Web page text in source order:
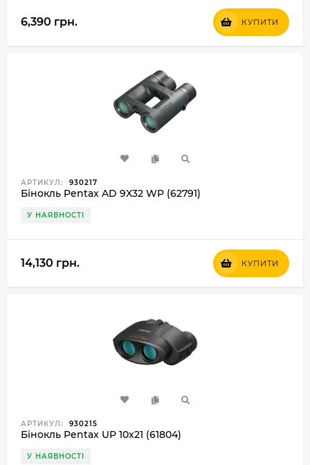
6,390 грн. КУПИТИ
АРТИКУЛ: 930217
Бінокль Pentax AD 9X32 WP (62791)
У НАЯВНОСТІ
14,130 грн. КУПИТИ
АРТИКУЛ: 930215
Бінокль Pentax UP 10x21 (61804)
У НАЯВНОСТІ